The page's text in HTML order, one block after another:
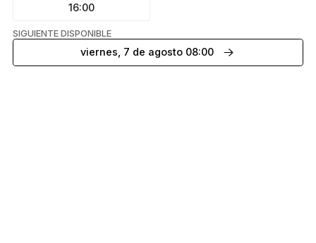
16:00
SIGUIENTE DISPONIBLE
viernes, 7 de agosto 08:00